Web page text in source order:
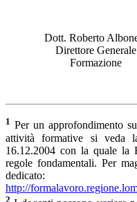
Dott. Roberto
Direttore Generale
Formazione
1 Per un approfondimento
attività formative si veda
16.12.2004 con la quale la
regole fondamentali. Per
dedicato:
http://
2